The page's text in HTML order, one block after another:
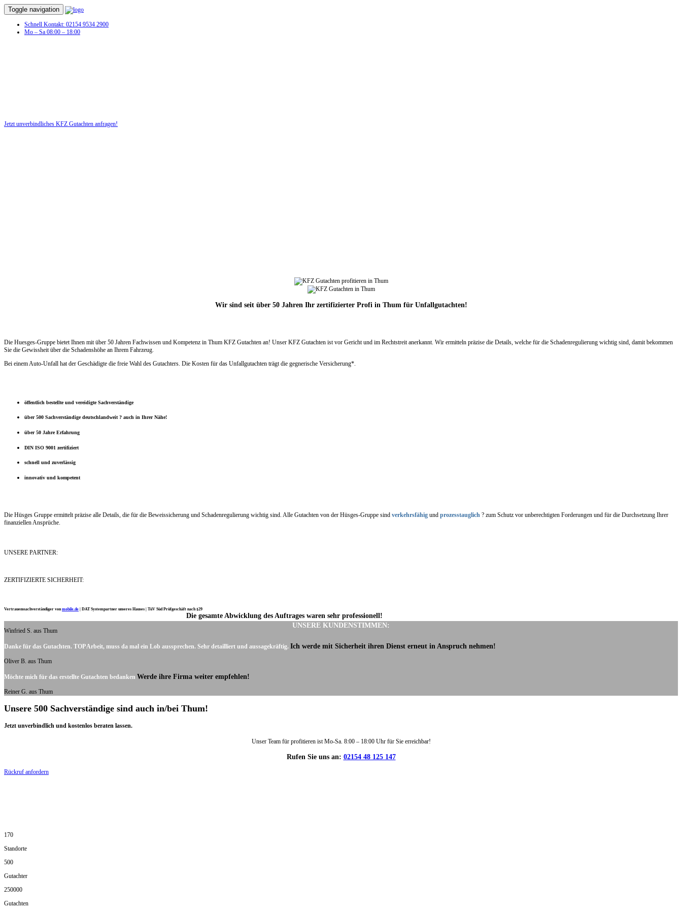
Toggle navigation
Schnell Kontakt: 02154 9534 2900
Mo – Sa 08:00 – 18:00
Jetzt unverbindliches KFZ Gutachten anfragen!
Wir sind seit über 50 Jahren Ihr zertifizierter Profi in Thum für Unfallgutachten!
Die Huesges-Gruppe bietet Ihnen mit über 50 Jahren Fachwissen und Kompetenz in Thum KFZ Gutachten an! Unser KFZ Gutachten ist vor Gericht und im Rechtstreit anerkannt. Wir ermitteln präzise die Details, welche für die Schadenregulierung wichtig sind, damit bekommen
Sie die Gewissheit über die Schadenshöhe an Ihrem Fahrzeug.
Bei einem Auto-Unfall hat der Geschädigte die freie Wahl des Gutachters. Die Kosten für das Unfallgutachten trägt die gegnerische Versicherung*.
öffentlich bestellte und vereidigte Sachverständige
über 500 Sachverständige deutschlandweit ? auch in Ihrer Nähe!
über 50 Jahre Erfahrung
DIN ISO 9001 zertifiziert
schnell und zuverlässig
innovativ und kompetent
Die Hüsges Gruppe ermittelt präzise alle Details, die für die Beweissicherung und Schadenregulierung wichtig sind. Alle Gutachten von der Hüsges-Gruppe sind verkehrsfähig und prozesstauglich ? zum Schutz vor unberechtigten Forderungen und für die Durchsetzung Ihrer
finanziellen Ansprüche.
UNSERE PARTNER:
ZERTIFIZIERTE SICHERHEIT:
Vertrauenssachverständiger vonmobile.de DAT Systempartner unseres Hauses | TüV Süd Prüfgeschäft nach §29
UNSERE KUNDENSTIMMEN:
Die gesamte Abwicklung des Auftrages waren sehr professionell!
Winfried S. aus Thum
Danke für das Gutachten. TOP Arbeit, muss da mal ein Lob aussprechen. Sehr detailliert und aussagekräftig. Ich werde mit Sicherheit ihren Dienst erneut in Anspruch nehmen!
Oliver B. aus Thum
Möchte mich für das erstellte Gutachten bedanken Werde ihre Firma weiter empfehlen!
Reiner G. aus Thum
Unsere 500 Sachverständige sind auch in/bei Thum!
Jetzt unverbindlich und kostenlos beraten lassen.
Unser Team für profitieren ist Mo-Sa. 8:00 – 18:00 Uhr für Sie erreichbar!
Rufen Sie uns an: 02154 48 125 147
Rückruf anfordern
170
Standorte
500
Gutachter
250000
Gutachten